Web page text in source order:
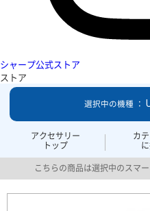
シャープ公式ストア
ストア
アクセサリー
トップ
カ
選択中の機種 ：
こちらの商品は選択中のスマ